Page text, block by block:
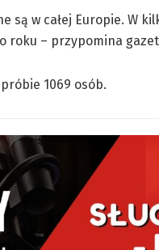
w całej Europie. W
roku – przypomina
1069 osób.